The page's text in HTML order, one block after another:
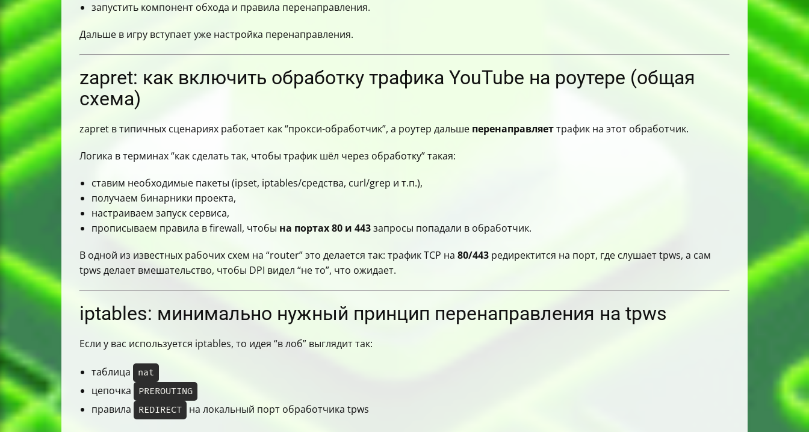
запустить компонент обхода и правила перенаправления.
Дальше в игру вступает уже настройка перенаправления.
zapret: как включить обработку трафика YouTube на роутере (общая
схема)
zapret в типичных сценариях работает как “прокси-обработчик”, а роутер дальше перенаправляеттрафик на этот обработчик.
Логика в терминах “как сделать так, чтобы трафик шёл через обработку” такая:
ставим необходимые пакеты (ipset, iptables/средства, curl/grep и т.п.),
получаем бинарники проекта,
настраиваем запуск сервиса,
прописываем правила в firewall, чтобы на портах 80 и 443запросы попадали в обработчик.
В одной из известных рабочих схем на “router” это делается так: трафик TCP на 80/443 редиректится на порт, где слушает tpws, а сам
tpws делает вмешательство, чтобы DPI видел “не то”, что ожидает.
iptables: минимально нужный принцип перенаправления на tpws
Если у вас используется iptables, то идея “в лоб” выглядит так:
таблица nat
цепочка PREROUTING
правила REDIRECT на локальный порт обработчика tpws